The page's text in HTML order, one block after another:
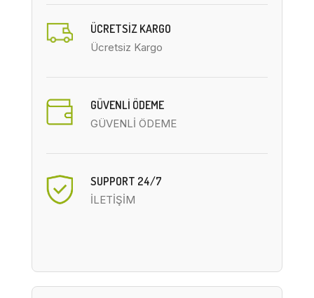
ÜCRETSIZ KARGO
Ücretsiz Kargo
GÜVENLİ ÖDEME
GÜVENLİ ÖDEME
SUPPORT 24/7
İLETİŞİM